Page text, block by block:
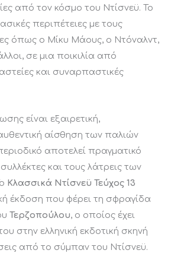
από τον κόσμο του Ντίσνεϋ. Το
περιπέτειες με τους
όπως ο Μίκυ Μάους, ο Ντόναλντ,
σε μια ποικιλία από
και συναρπαστικές
είναι εξαιρετική,
αίσθηση των παλιών
αποτελεί πραγματικό
και τους λάτρεις των
Κλασσικά Ντίσνεϋ Τεύχος 13
έκδοση που φέρει τη σφραγίδα
Τερζοπούλου, ο οποίος έχει
στην ελληνική εκδοτική σκηνή
από το σύμπαν του Ντίσνεϋ.